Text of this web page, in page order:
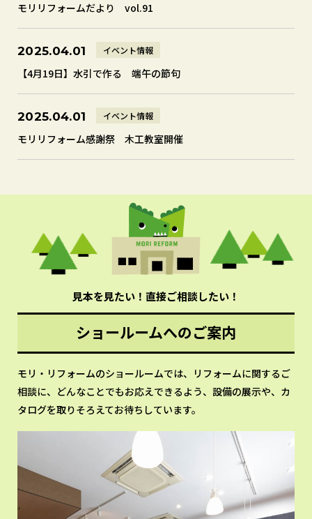
モリリフォームだより vol.91
2025.04.01 イベント情報
【4月19日】水引で作る 端午の節句
2025.04.01 イベント情報
モリリフォーム感謝祭 木工教室開催
見本を見たい！直接ご相談したい！
ショールームへのご案内
モリ・リフォームのショールームでは、リフォームに関するご
相談に、どんなことでもお応えできるよう、設備の展示や、カ
タログを取りそろえてお待ちしています。